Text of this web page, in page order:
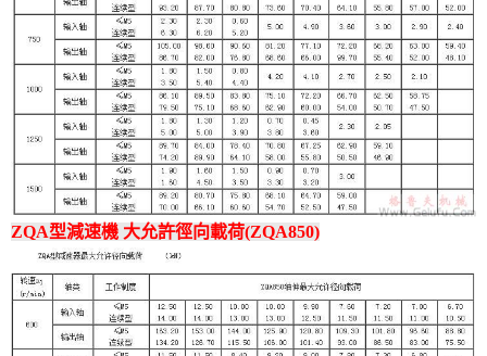
ZQA型減速機 大允許徑向載荷(ZQA850)